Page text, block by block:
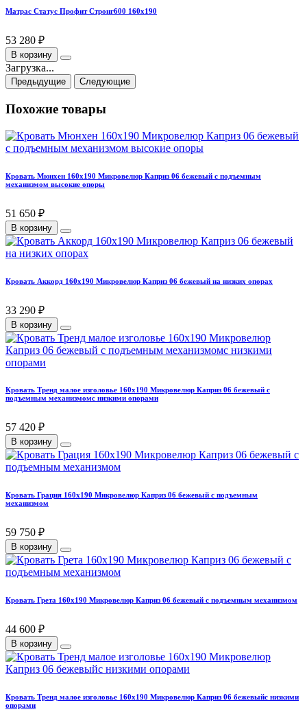
Матрас Статус Профит Стронг600 160х190
53 280 ₽
В корзину
Загрузка...
Предыдущие Следующие
Похожие товары
Кровать Мюнхен 160х190 Микровелюр Каприз 06 бежевый с подъемным
механизмом высокие опоры
51 650 ₽
В корзину
Кровать Аккорд 160х190 Микровелюр Каприз 06 бежевый на низких опорах
33 290 ₽
В корзину
Кровать Тренд малое изголовье 160х190 Микровелюр Каприз 06 бежевый с
подъемным механизмомс низкими опорами
57 420 ₽
В корзину
Кровать Грация 160х190 Микровелюр Каприз 06 бежевый с подъемным
механизмом
59 750 ₽
В корзину
Кровать Грета 160х190 Микровелюр Каприз 06 бежевый с подъемным механизмом
44 600 ₽
В корзину
Кровать Тренд малое изголовье 160х190 Микровелюр Каприз 06 бежевыйс низкими
опорами